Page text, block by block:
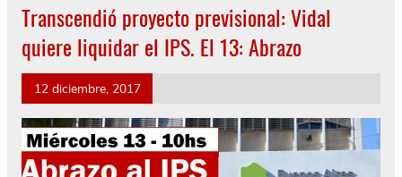
Transcendió proyecto previsional: Vidal
quiere liquidar el IPS. El 13: Abrazo
12 diciembre, 2017